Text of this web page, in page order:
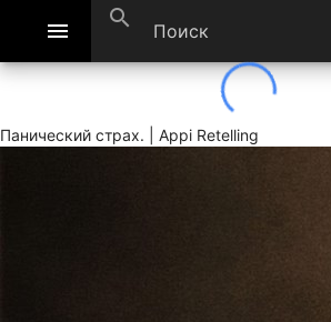
menu search
Панический страх. | Appi Retelling